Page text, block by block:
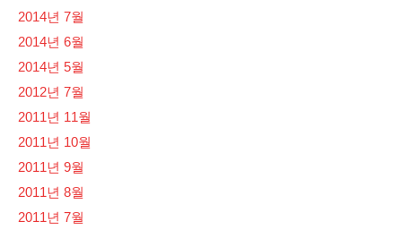
2014년 7월
2014년 6월
2014년 5월
2012년 7월
2011년 11월
2011년 10월
2011년 9월
2011년 8월
2011년 7월